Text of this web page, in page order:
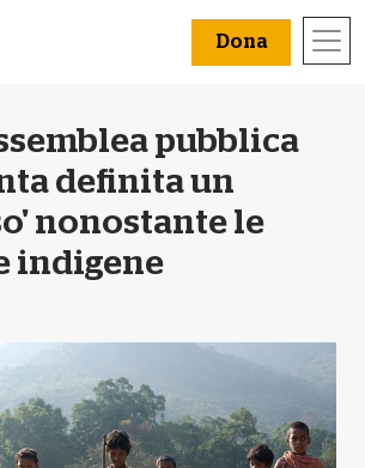
Dona
pubblica
definita un
nonostante le
indigene